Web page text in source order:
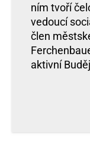
ním tvoří
vedoucí
člen
aktivní